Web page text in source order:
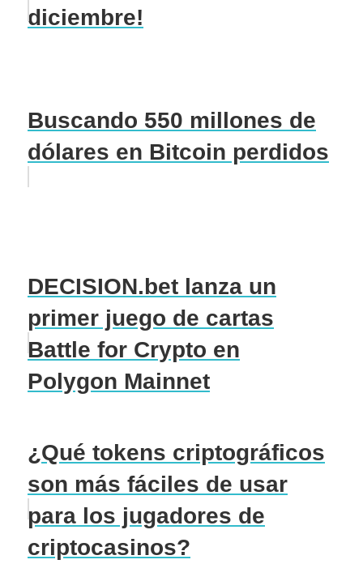
diciembre!
Buscando 550 millones de
dólares en Bitcoin perdidos
DECISION.bet lanza un
primer juego de cartas
Battle for Crypto en
Polygon Mainnet
¿Qué tokens criptográficos
son más fáciles de usar
para los jugadores de
criptocasinos?